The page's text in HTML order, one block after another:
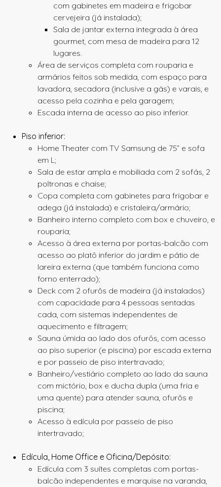
com gabinetes em madeira e frigobar
cervejeira (já instalada);
Sala de jantar externa integrada à área
gourmet, com mesa de madeira para 12
lugares.
Área de serviços completa com rouparia e
armários feitos sob medida, com espaço para
lavadora, secadora (inclusive a gás) e varais, e
acesso pela cozinha e pela garagem;
Escada interna de acesso ao piso inferior.
Piso inferior:
Home Theater com TV Samsung de 75” e sofa
em L;
Sala de estar ampla e mobiliada com 2 sofás, 2
poltronas e chaise;
Copa completa com gabinetes para frigobar e
adega (já instalada) e cristaleira/armário;
Banheiro interno completo com box e chuveiro, e
rouparia;
Acesso à área externa por portas-balcão com
acesso ao platô inferior do jardim e pátio de
lareira externa (que também funciona como
forno enterrado);
Deck com 2 ofurôs de madeira (já instalados)
com capacidade para 4 pessoas sentadas
cada, com sistemas independentes de
aquecimento e filtragem;
Sauna úmida ao lado dos ofurôs, com acesso
ao piso superior (e piscina) por escada externa
e por passeio de piso intertravado;
Banheiro/vestiário completo ao lado da sauna
com mictório, box e ducha dupla (uma fria e
uma quente) para atender sauna, ofurôs e
piscina;
Acesso à edícula por passeio de piso
intertravado;
Edícula, Home Office e Oficina/Depósito:
Edícula com 3 suítes completas com portas-
balcão independentes e marquise na varanda,